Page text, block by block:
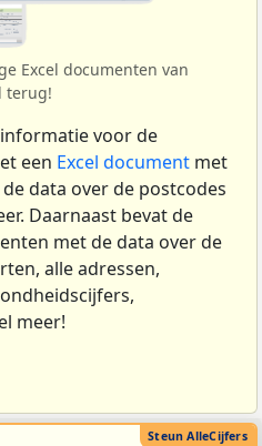
Excel documenten van
terug!
voor de
een Excel document met
data over de postcodes
Daarnaast bevat de
met de data over de
alle adressen,
meer!